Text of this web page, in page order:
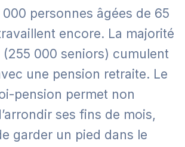
000 personnes âgées de 65
encore. La majorité
(255 000 seniors) cumulent
une pension retraite. Le
pension permet non
ses fins de mois,
garder un pied dans le